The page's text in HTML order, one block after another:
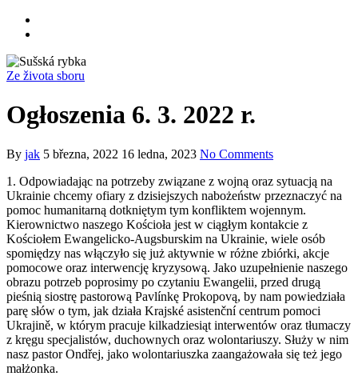
Ze života sboru
Ogłoszenia 6. 3. 2022 r.
By jak 5 března, 2022 16 ledna, 2023 No Comments
1. Odpowiadając na potrzeby związane z wojną oraz sytuacją na
Ukrainie chcemy ofiary z dzisiejszych nabożeństw przeznaczyć na
pomoc humanitarną dotkniętym tym konfliktem wojennym.
Kierownictwo naszego Kościoła jest w ciągłym kontakcie z
Kościołem Ewangelicko-Augsburskim na Ukrainie, wiele osób
spomiędzy nas włączyło się już aktywnie w różne zbiórki, akcje
pomocowe oraz interwencję kryzysową. Jako uzupełnienie naszego
obrazu potrzeb poprosimy po czytaniu Ewangelii, przed drugą
pieśnią siostrę pastorową Pavlínkę Prokopovą, by nam powiedziała
parę słów o tym, jak działa Krajské asistenční centrum pomoci
Ukrajině, w którym pracuje kilkadziesiąt interwentów oraz tłumaczy
z kręgu specjalistów, duchownych oraz wolontariuszy. Służy w nim
nasz pastorOndřej, jako wolontariuszka zaangażowała się też jego
małżonka.